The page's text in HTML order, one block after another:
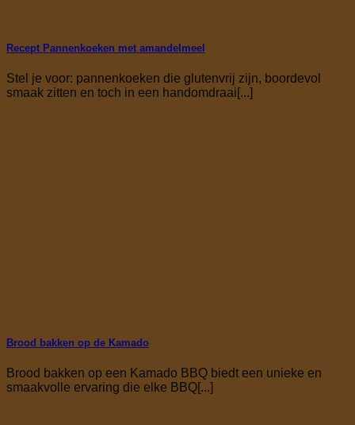
Recept Pannenkoeken met amandelmeel
Stel je voor: pannenkoeken die glutenvrij zijn, boordevol
smaak zitten en toch in een handomdraai[...]
Brood bakken op de Kamado
Brood bakken op een Kamado BBQ biedt een unieke en
smaakvolle ervaring die elke BBQ[...]